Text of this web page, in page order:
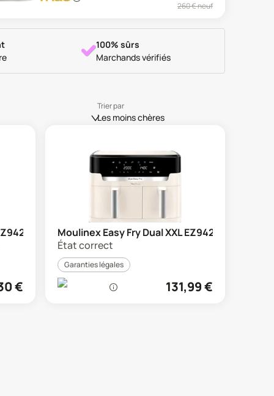
260€ neuf
100% sûrs
Marchands vérifiés
Trier par
Les moins chères
€
Moulinex Easy Fry Dual XXL EZ942
État correct
Garanties légales
131,99€